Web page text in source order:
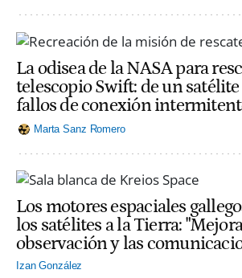
La odisea de la NASA para
telescopio Swift: de un satélite
fallos de conexión
Marta Sanz Romero
Los motores espaciales
los satélites a la Tierra:
observación y las
Izan González